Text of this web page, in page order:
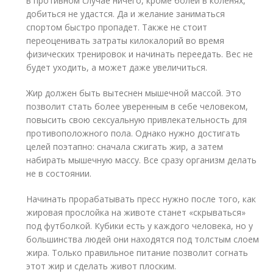
добиться не удастся. Да и желание заниматься
спортом быстро пропадет. Также не стоит
переоценивать затраты килокалорий во время
физических тренировок и начинать переедать. Вес не
будет уходить, а может даже увеличиться.
Жир должен быть вытеснен мышечной массой. Это
позволит стать более уверенным в себе человеком,
повысить свою сексуальную привлекательность для
противоположного пола. Однако нужно достигать
целей поэтапно: сначала сжигать жир, а затем
набирать мышечную массу. Все сразу организм делать
не в состоянии.
Начинать прорабатывать пресс нужно после того, как
жировая прослойка на животе станет «скрываться»
под футболкой. Кубики есть у каждого человека, но у
большинства людей они находятся под толстым слоем
жира. Только правильное питание позволит согнать
этот жир и сделать живот плоским.